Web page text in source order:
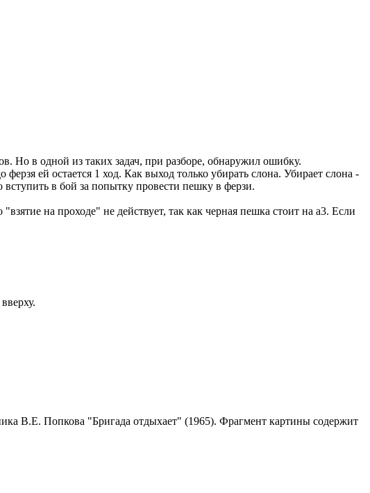
Но в одной из таких задач, при разборе, обнаружил ошибку.
ей остается 1 ход. Как выход только убирать слона. Убирает слона -
в бой за попытку провести пешку в ферзи.
на проходе" не действует, так как черная пешка стоит на а3. Если
В.Е. Попкова "Бригада отдыхает" (1965). Фрагмент картины содержит